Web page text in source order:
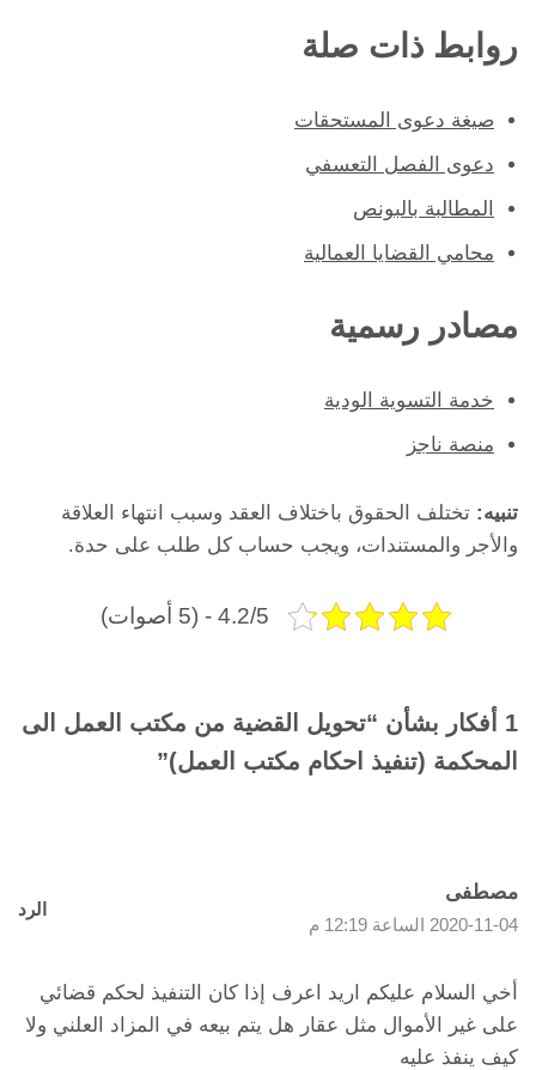
روابط ذات صلة
صيغة دعوى المستحقات
دعوى الفصل التعسفي
المطالبة بالبونص
محامي القضايا العمالية
مصادر رسمية
خدمة التسوية الودية
منصة ناجز
تنبيه: تختلف الحقوق باختلاف العقد وسبب انتهاء العلاقة
والأجر والمستندات، ويجب حساب كل طلب على حدة.
4.2/5 - (5 أصوات)
1 أفكار بشأن “تحويل القضية من مكتب العمل الى
المحكمة (تنفيذ احكام مكتب العمل)”
مصطفى
2020-11-04 الساعة 12:19 م
الرد
أخي السلام عليكم اريد اعرف إذا كان التنفيذ لحكم قضائي
على غير الأموال مثل عقار هل يتم بيعه في المزاد العلني ولا
كيف ينفذ عليه